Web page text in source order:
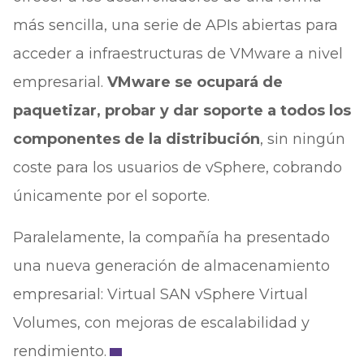
más sencilla, una serie de APIs abiertas para
acceder a infraestructuras de VMware a nivel
empresarial. VMware se ocupará de
paquetizar, probar y dar soporte a todos los
componentes de la distribución, sin ningún
coste para los usuarios de vSphere, cobrando
únicamente por el soporte.
Paralelamente, la compañía ha presentado
una nueva generación de almacenamiento
empresarial: Virtual SAN vSphere Virtual
Volumes, con mejoras de escalabilidad y
rendimiento.